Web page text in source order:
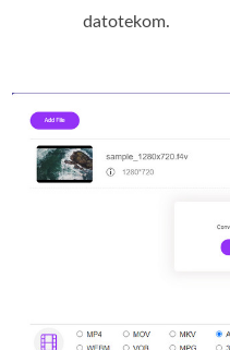
datotekom.